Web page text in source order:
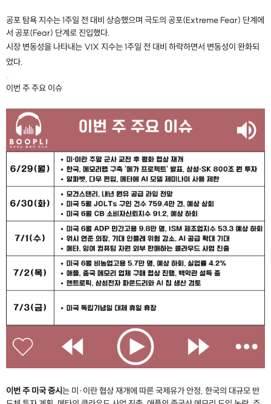
공포 탐욕 지수는 1주일 전 대비 상승했으며 극도의 공포(Extreme Fear) 단계에
서 공포(Fear) 단계로 진입했다.
시장 변동성을 나타내는 VIX 지수는 1주일 전 대비 하락하면서 변동성이 완화되
었다.
이번 주 주요 이슈
이번 주 미국 증시는 미·이란 협상 재개에 따른 국제유가 안정, 한국의 대규모 반